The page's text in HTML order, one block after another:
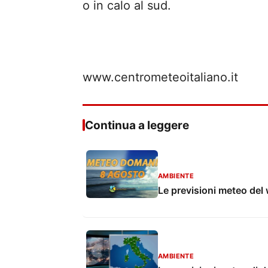
o in calo al sud.
www.centrometeoitaliano.it
Continua a leggere
AMBIENTE
Le previsioni meteo del
AMBIENTE